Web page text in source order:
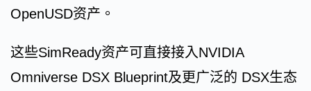
OpenUSD资产。
这些SimReady资产可直接接入NVIDIA
Omniverse DSX Blueprint及更广泛的 DSX生态